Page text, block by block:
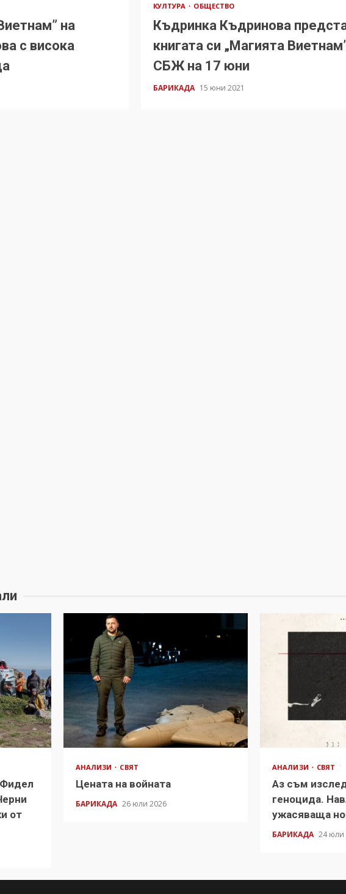
на
с висока
КУЛТУРА ОБЩЕСТВО
Къдринка Къдринова
книгата си „Магията
СБЖ на 17 юни
БАРИКАДА 15 юни 2021
от
АНАЛИЗИ СВЯТ
Цената на войната
БАРИКАДА 26 юли 2026
АНАЛИЗИ СВЯТ
Аз съм
геноцида.
ужасяваща
БАРИКАДА 24 юли